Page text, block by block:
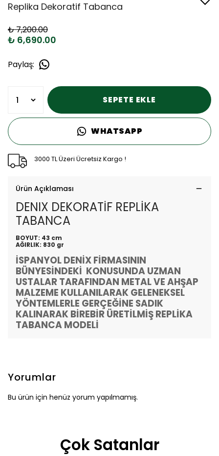
Replika Dekoratif Tabanca
₺ 7,200.00
₺ 6,690.00
Paylaş:
SEPETE EKLE
WHATSAPP
3000 TL Üzeri Ücretsiz Kargo !
Ürün Açıklaması
DENIX DEKORATİF REPLİKA
TABANCA
BOYUT: 43 cm
AĞIRLIK: 830 gr
İSPANYOL DENİX FİRMASININ
BÜNYESİNDEKİ KONUSUNDA UZMAN
USTALAR TARAFINDAN METAL VE AHŞAP
MALZEME KULLANILARAK GELENEKSEL
YÖNTEMLERLE GERÇEĞİNE SADIK
KALINARAK BİREBİR ÜRETİLMİŞ REPLİKA
TABANCA MODELİ
Yorumlar
Bu ürün için henüz yorum yapılmamış.
Çok Satanlar